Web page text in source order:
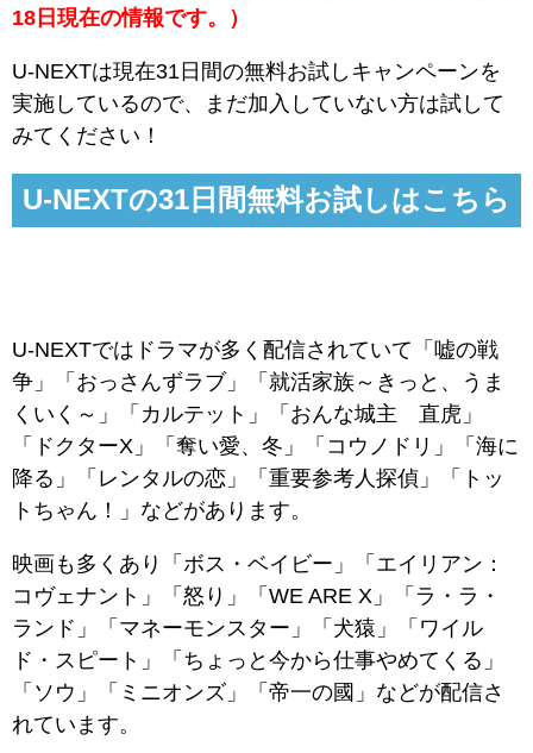
18日現在の情報です。）
U-NEXTは現在31日間の無料お試しキャンペーンを
実施しているので、まだ加入していない方は試して
みてください！
U-NEXTの31日間無料お試しはこちら
U-NEXTではドラマが多く配信されていて「嘘の戦
争」「おっさんずラブ」「就活家族～きっと、うま
くいく～」「カルテット」「おんな城主 直虎」
「ドクターX」「奪い愛、冬」「コウノドリ」「海に
降る」「レンタルの恋」「重要参考人探偵」「トッ
トちゃん！」などがあります。
映画も多くあり「ボス・ベイビー」「エイリアン：
コヴェナント」「怒り」「WE ARE X」「ラ・ラ・
ランド」「マネーモンスター」「犬猿」「ワイル
ド・スピート」「ちょっと今から仕事やめてくる」
「ソウ」「ミニオンズ」「帝一の國」などが配信さ
れています。